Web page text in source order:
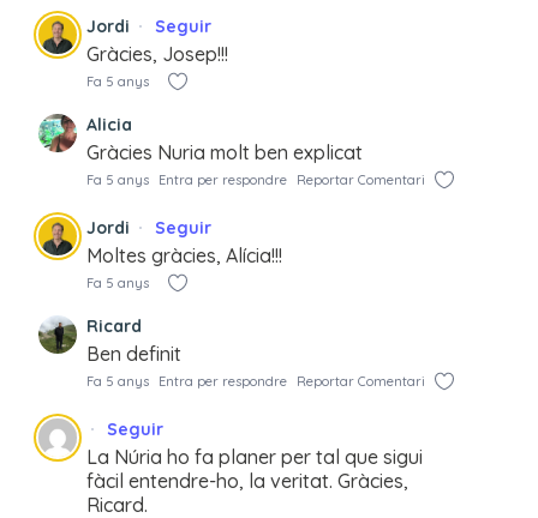
Jordi Seguir
Gràcies, Josep!!!
Fa 5 anys
Alicia
Gràcies Nuria molt ben explicat
Fa 5 anys Entra per respondre Reportar Comentari
Jordi Seguir
Moltes gràcies, Alícia!!!
Fa 5 anys
Ricard
Ben definit
Fa 5 anys Entra per respondre Reportar Comentari
Seguir
La Núria ho fa planer per tal que sigui
fàcil entendre-ho, la veritat. Gràcies,
Ricard.